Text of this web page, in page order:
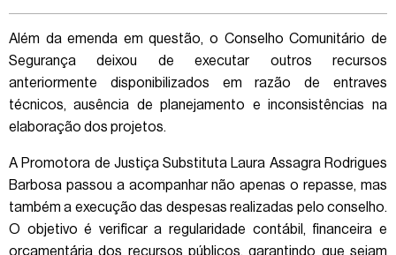
Além da emenda em questão, o Conselho Comunitário de
Segurança deixou de executar outros recursos
anteriormente disponibilizados em razão de entraves
técnicos, ausência de planejamento e inconsistências na
elaboração dos projetos.
A Promotora de Justiça Substituta Laura Assagra Rodrigues
Barbosa passou a acompanhar não apenas o repasse, mas
também a execução das despesas realizadas pelo conselho.
O objetivo é verificar a regularidade contábil, financeira e
orçamentária dos recursos públicos, garantindo que sejam